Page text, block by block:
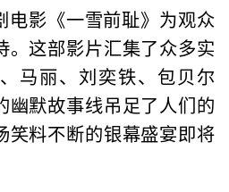
电影《一雪前耻》为观众
。这部影片汇集了众多实
马丽、刘奕铁、包贝尔
幽默故事线吊足了人们的
笑料不断的银幕盛宴即将